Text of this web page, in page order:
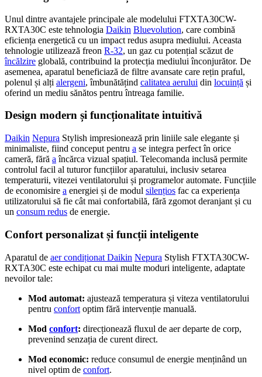
Unul dintre avantajele principale ale modelului FTXTA30CW-
RXTA30C este tehnologia Daikin Bluevolution, care combină
eficiența energetică cu un impact redus asupra mediului. Aceasta
tehnologie utilizează freon R-32, un gaz cu potențial scăzut de
încălzire globală, contribuind la protecția mediului înconjurător. De
asemenea, aparatul beneficiază de filtre avansate care rețin praful,
polenul și alți alergeni, îmbunătățind calitatea aerului din locuință și
oferind un mediu sănătos pentru întreaga familie.
Design modern și funcționalitate intuitivă
Daikin Nepura Stylish impresionează prin liniile sale elegante și
minimaliste, fiind conceput pentru a se integra perfect în orice
cameră, fără a încărca vizual spațiul. Telecomanda inclusă permite
controlul facil al tuturor funcțiilor aparatului, inclusiv setarea
temperaturii, vitezei ventilatorului și programelor automate. Funcțiile
de economisire a energiei și de modul silențios fac ca experiența
utilizatorului să fie cât mai confortabilă, fără zgomot deranjant și cu
un consum redus de energie.
Confort personalizat și funcții inteligente
Aparatul de aer condiționat Daikin Nepura Stylish FTXTA30CW-
RXTA30C este echipat cu mai multe moduri inteligente, adaptate
nevoilor tale:
Mod automat: ajustează temperatura și viteza ventilatorului
pentru confort optim fără intervenție manuală.
Mod confort: direcționează fluxul de aer departe de corp,
prevenind senzația de curent direct.
Mod economic: reduce consumul de energie menținând un
nivel optim de confort.